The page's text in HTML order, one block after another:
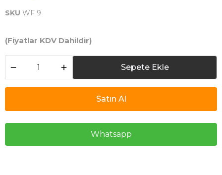
SKU WF 9
(Fiyatlar KDV Dahildir)
Sepete Ekle
Satın Al
Whatsapp